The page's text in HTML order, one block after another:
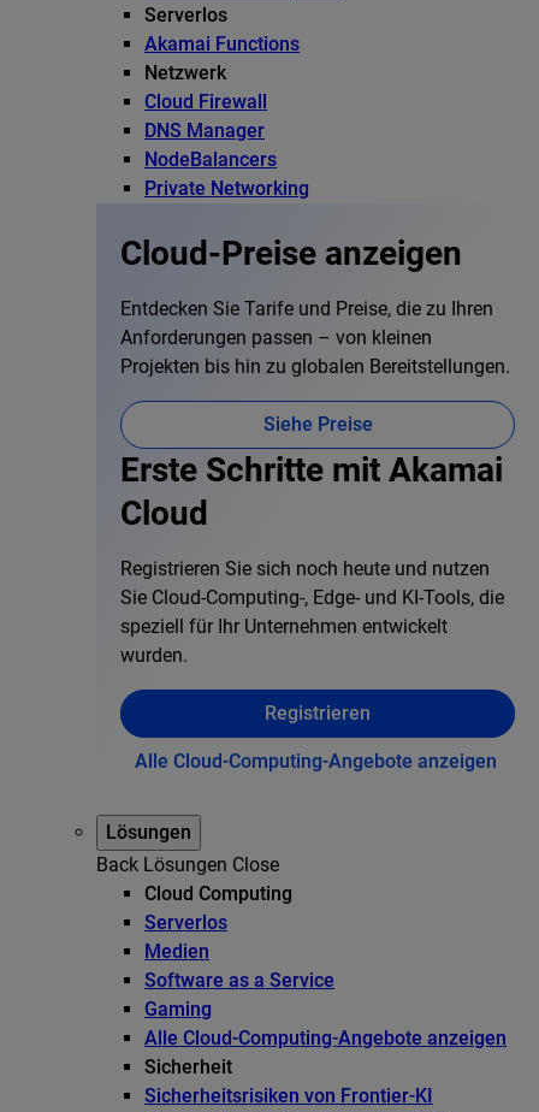
Serverlos
Akamai Functions
Netzwerk
Cloud Firewall
DNS Manager
NodeBalancers
Private Networking
Cloud-Preise anzeigen
Entdecken Sie Tarife und Preise, die zu Ihren
Anforderungen passen – von kleinen
Projekten bis hin zu globalen Bereitstellungen.
Siehe Preise
Erste Schritte mit Akamai
Cloud
Registrieren Sie sich noch heute und nutzen
Sie Cloud-Computing-, Edge- und KI-Tools, die
speziell für Ihr Unternehmen entwickelt
wurden.
Registrieren
Alle Cloud-Computing-Angebote anzeigen
Lösungen
Back Lösungen Close
Cloud Computing
Serverlos
Medien
Software as a Service
Gaming
Alle Cloud-Computing-Angebote anzeigen
Sicherheit
Sicherheitsrisiken von Frontier-KI